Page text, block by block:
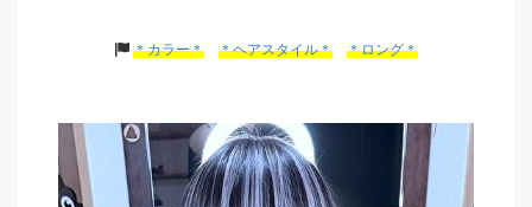
＊カラー＊ ＊ヘアスタイル＊ ＊ロング＊